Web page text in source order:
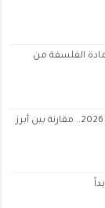
الفلسفة من
أفضل بنك لقرض السيارة في الجزائر 2026.. مقارنة بين أبرز